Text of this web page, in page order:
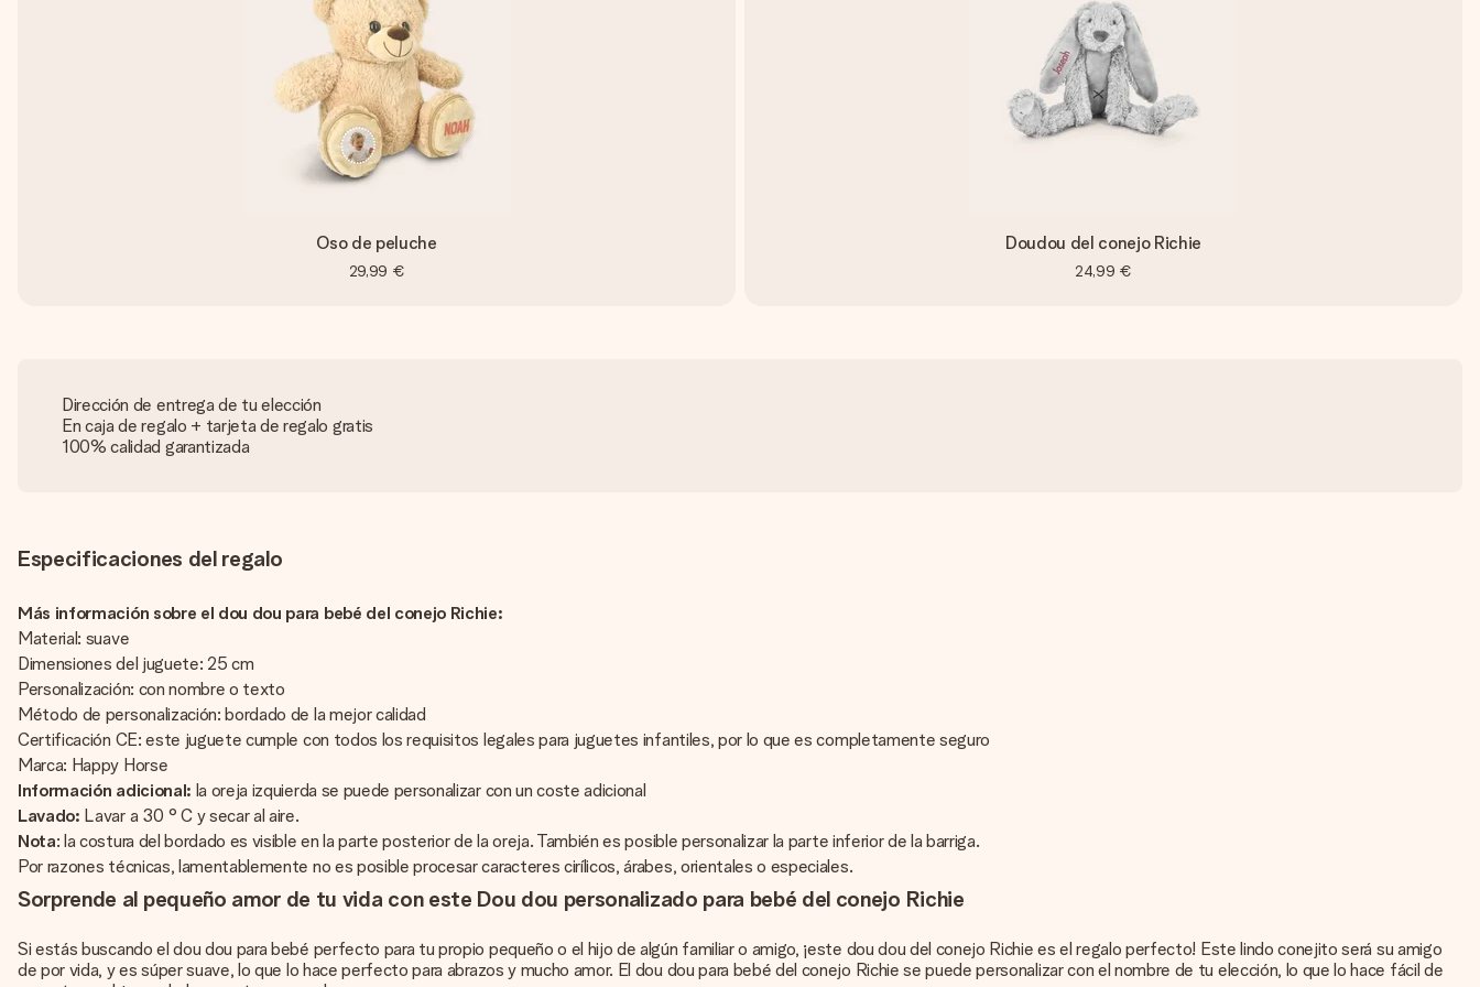
Oso de peluche
29,99 €
Doudou del conejo Richie
24,99 €
Dirección de entrega de tu elección
En caja de regalo + tarjeta de regalo gratis
100% calidad garantizada
Especificaciones del regalo
Más información sobre el dou dou para bebé del conejo Richie:
Material: suave
Dimensiones del juguete: 25 cm
Personalización: con nombre o texto
Método de personalización: bordado de la mejor calidad
Certificación CE: este juguete cumple con todos los requisitos legales para juguetes infantiles, por lo que es completamente seguro
Marca: Happy Horse
Información adicional: la oreja izquierda se puede personalizar con un coste adicional
Lavado: Lavar a 30 ° C y secar al aire.
Nota: la costura del bordado es visible en la parte posterior de la oreja. También es posible personalizar la parte inferior de la barriga.
Por razones técnicas, lamentablemente no es posible procesar caracteres cirílicos, árabes, orientales o especiales.
Sorprende al pequeño amor de tu vida con este Dou dou personalizado para bebé del conejo Richie
Si estás buscando el dou dou para bebé perfecto para tu propio pequeño o el hijo de algún familiar o amigo, ¡este dou dou del conejo Richie es el regalo perfecto! Este lindo conejito será su amigo
de por vida, y es súper suave, lo que lo hace perfecto para abrazos y mucho amor. El dou dou para bebé del conejo Richie se puede personalizar con el nombre de tu elección, lo que lo hace fácil de